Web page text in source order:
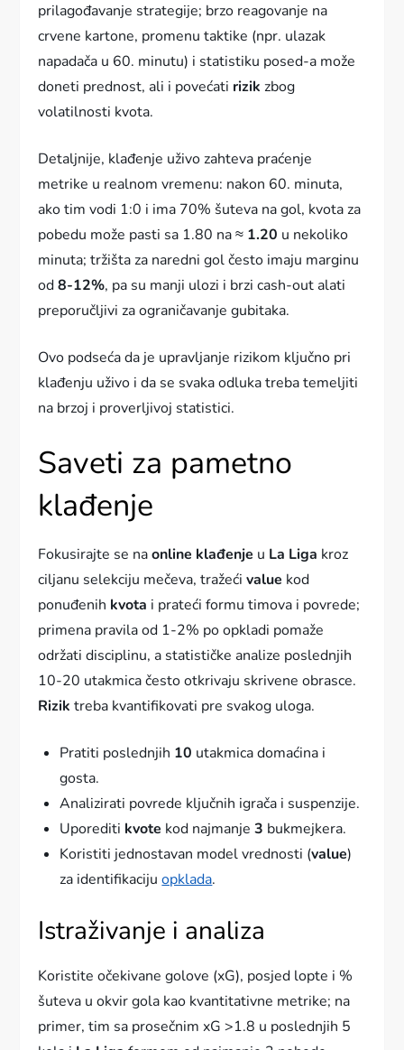
prilagođavanje strategije; brzo reagovanje na
crvene kartone, promenu taktike (npr. ulazak
napadača u 60. minutu) i statistiku posed-a može
doneti prednost, ali i povećati rizik zbog
volatilnosti kvota.
Detaljnije, klađenje uživo zahteva praćenje
metrike u realnom vremenu: nakon 60. minuta,
ako tim vodi 1:0 i ima 70% šuteva na gol, kvota za
pobedu može pasti sa 1.80 na ≈ 1.20 u nekoliko
minuta; tržišta za naredni gol često imaju marginu
od8-12%, pa su manji ulozi i brzi cash-out alati
preporučljivi za ograničavanje gubitaka.
Ovo podseća da je upravljanje rizikom ključno pri
klađenju uživo i da se svaka odluka treba temeljiti
na brzoj i proverljivoj statistici.
Saveti za pametno
klađenje
Fokusirajte se naonline klađenje u La Liga kroz
ciljanu selekciju mečeva, tražećivalue kod
ponuđenih kvota i prateći formu timova i povrede;
primena pravila od 1-2% po opkladi pomaže
održati disciplinu, a statističke analize poslednjih
10-20 utakmica često otkrivaju skrivene obrasce.
Rizik treba kvantifikovati pre svakog uloga.
Pratiti poslednjih 10 utakmica domaćina i
gosta.
Analizirati povrede ključnih igrača i suspenzije.
Uporediti kvote kod najmanje3 bukmejkera.
Koristiti jednostavan model vrednosti (value)
za identifikacijuopklada.
Istraživanje i analiza
Koristite očekivane golove (xG), posjed lopte i %
šuteva u okvir gola kao kvantitativne metrike; na
primer, tim sa prosečnim xG >1.8 u poslednjih 5